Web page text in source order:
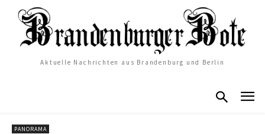
Aktuelle Nachrichten aus Brandenburg und Berlin
PANORAMA